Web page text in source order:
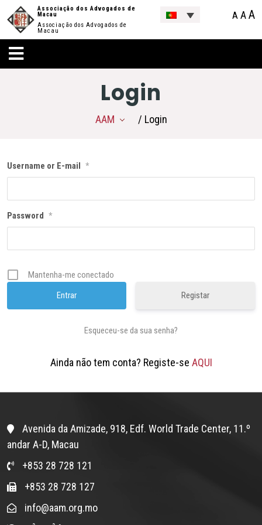
Associação dos Advogados de
Macau
Associação dos Advogados de
Macau
A AA
Login
AAM / Login
Username or E-mail *
Password *
Mantenha-me conectado
Registar
Esqueceu-se da sua senha?
Ainda não tem conta? Registe-se AQUI
Avenida da Amizade, 918, Edf. World Trade Center, 11.º
andar A-D, Macau
+853 28 728 121
+853 28 728 127
info@aam.org.mo